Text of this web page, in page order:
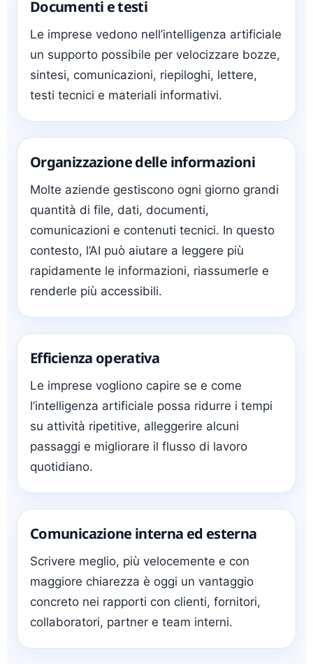
Documenti e testi
Le imprese vedono nell’intelligenza artificiale
un supporto possibile per velocizzare bozze,
sintesi, comunicazioni, riepiloghi, lettere,
testi tecnici e materiali informativi.
Organizzazione delle informazioni
Molte aziende gestiscono ogni giorno grandi
quantità di file, dati, documenti,
comunicazioni e contenuti tecnici. In questo
contesto, l’AI può aiutare a leggere più
rapidamente le informazioni, riassumerle e
renderle più accessibili.
Efficienza operativa
Le imprese vogliono capire se e come
l’intelligenza artificiale possa ridurre i tempi
su attività ripetitive, alleggerire alcuni
passaggi e migliorare il flusso di lavoro
quotidiano.
Comunicazione interna ed esterna
Scrivere meglio, più velocemente e con
maggiore chiarezza è oggi un vantaggio
concreto nei rapporti con clienti, fornitori,
collaboratori, partner e team interni.